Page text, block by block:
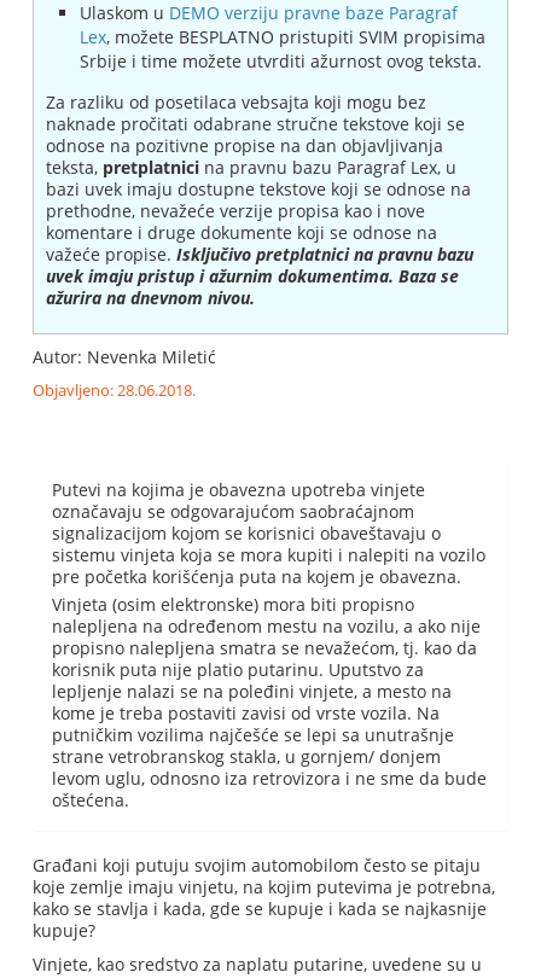
Ulaskom u DEMO verziju pravne baze Paragraf
Lex, možete BESPLATNO pristupiti SVIM propisima
Srbije i time možete utvrditi ažurnost ovog teksta.
Za razliku od posetilaca vebsajta koji mogu bez
naknade pročitati odabrane stručne tekstove koji se
odnose na pozitivne propise na dan objavljivanja
teksta, pretplatnici na pravnu bazu Paragraf Lex, u
bazi uvek imaju dostupne tekstove koji se odnose na
prethodne, nevažeće verzije propisa kao i nove
komentare i druge dokumente koji se odnose na
važeće propise.Isključivo pretplatnici na pravnu bazu
uvek imaju pristup i ažurnim dokumentima. Baza se
ažurira na dnevnom nivou.
Autor: Nevenka Miletić
Objavljeno: 28.06.2018.
Putevi na kojima je obavezna upotreba vinjete
označavaju se odgovarajućom saobraćajnom
signalizacijom kojom se korisnici obaveštavaju o
sistemu vinjeta koja se mora kupiti i nalepiti na vozilo
pre početka korišćenja puta na kojem je obavezna.
Vinjeta (osim elektronske) mora biti propisno
nalepljena na određenom mestu na vozilu, a ako nije
propisno nalepljena smatra se nevažećom, tj. kao da
korisnik puta nije platio putarinu. Uputstvo za
lepljenje nalazi se na poleđini vinjete, a mesto na
kome je treba postaviti zavisi od vrste vozila. Na
putničkim vozilima najčešće se lepi sa unutrašnje
strane vetrobranskog stakla, u gornjem/ donjem
levom uglu, odnosno iza retrovizora i ne sme da bude
oštećena.
Građani koji putuju svojim automobilom često se pitaju
koje zemlje imaju vinjetu, na kojim putevima je potrebna,
kako se stavlja i kada, gde se kupuje i kada se najkasnije
kupuje?
Vinjete, kao sredstvo za naplatu putarine, uvedene su u